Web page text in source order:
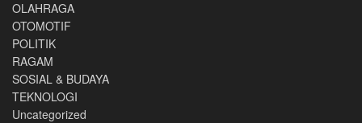
OLAHRAGA
OTOMOTIF
POLITIK
RAGAM
SOSIAL & BUDAYA
TEKNOLOGI
Uncategorized